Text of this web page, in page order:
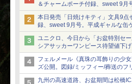
＆チャームポーチ付録、sweet 9月
本日発売「日焼けキティ」文具9点
録、sweet 9月号。平成ギャルな缶
ユニクロ、今日から「お盆特別セ
シアサッカーワンピース待望値下
ショーツは1990円に
フェルメール《真珠の耳飾りの少
ズ公開。図録/ミッフィー/葬送のフ
か、注目ブランドコラボが実現
九州の高速道路、お盆期間は松橋